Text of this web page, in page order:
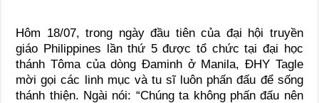
Hôm 18/07, trong ngày đầu tiên của đại hội truyền
giáo Philippines lần thứ 5 được tổ chức tại đại học
thánh Tôma của dòng Đaminh ở Manila, ĐHY Tagle
mời gọi các linh mục và tu sĩ luôn phấn đấu để sống
thánh thiện. Ngài nói: “Chúng ta không phấn đấu nên